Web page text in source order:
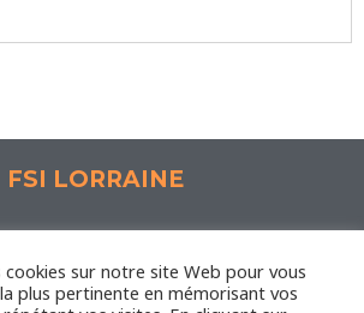
FSI LORRAINE
1 Rue Lavoisier 57190 Florange
cookies sur notre site Web pour vous
plus pertinente en mémorisant vos